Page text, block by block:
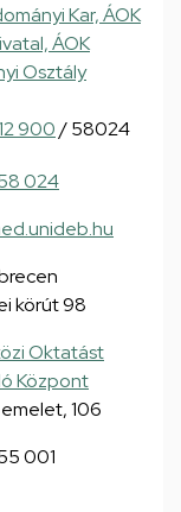
Kar, ÁOK
ÁOK
Osztály
900/ 58024
024
körút 98
Oktatást
Központ
emelet, 106
001